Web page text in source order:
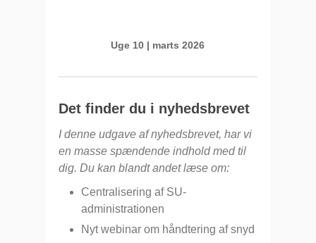
Uge 10 | marts 2026
Det finder du i nyhedsbrevet
I denne udgave af nyhedsbrevet, har vi
en masse spændende indhold med til
dig. Du kan blandt andet læse om:
Centralisering af SU-
administrationen
Nyt webinar om håndtering af snyd